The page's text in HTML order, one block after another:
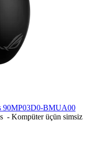
90MP03D0-BMUA00
- Kompüter üçün simsiz